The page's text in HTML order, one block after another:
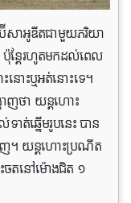
ាប៊ីសាអូឌីតជាមួយភរិយា
ប៉ុន្តែរហូតមកដល់ពេល
នោះឬអត់នោះទេ។
ាញថា យន្តហោះ
ាត់ឆ្នើមរូបនេះ បាន
ាញ។ យន្តហោះប្រណីត
តនៅម៉ោងជិត ១